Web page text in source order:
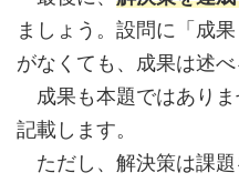
ましょう。設問に「成
がなくても、成果は述べ
成果も本題ではあり
記載します。
ただし、解決策は課